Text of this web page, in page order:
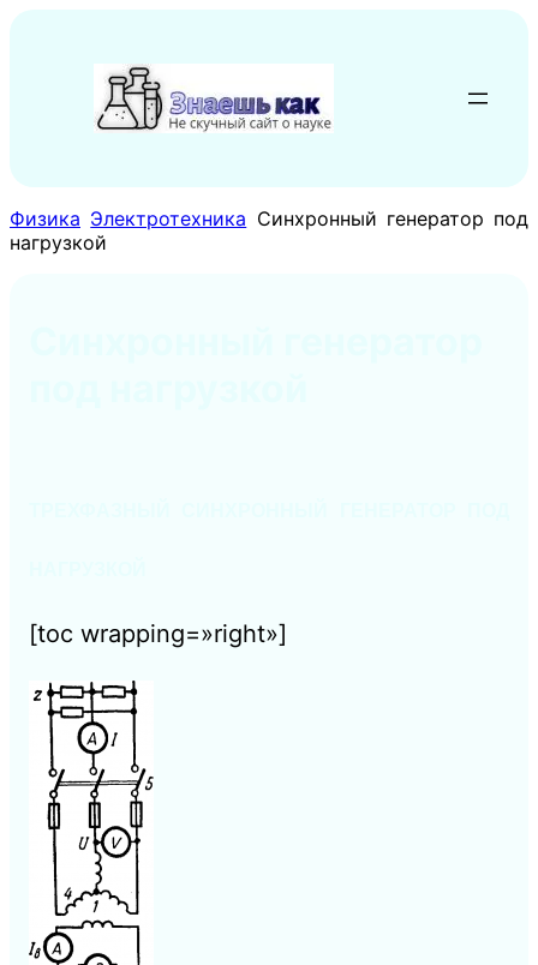
содержимому
Физика Электротехника Синхронный генератор под
нагрузкой
[toc wrapping=»right»]